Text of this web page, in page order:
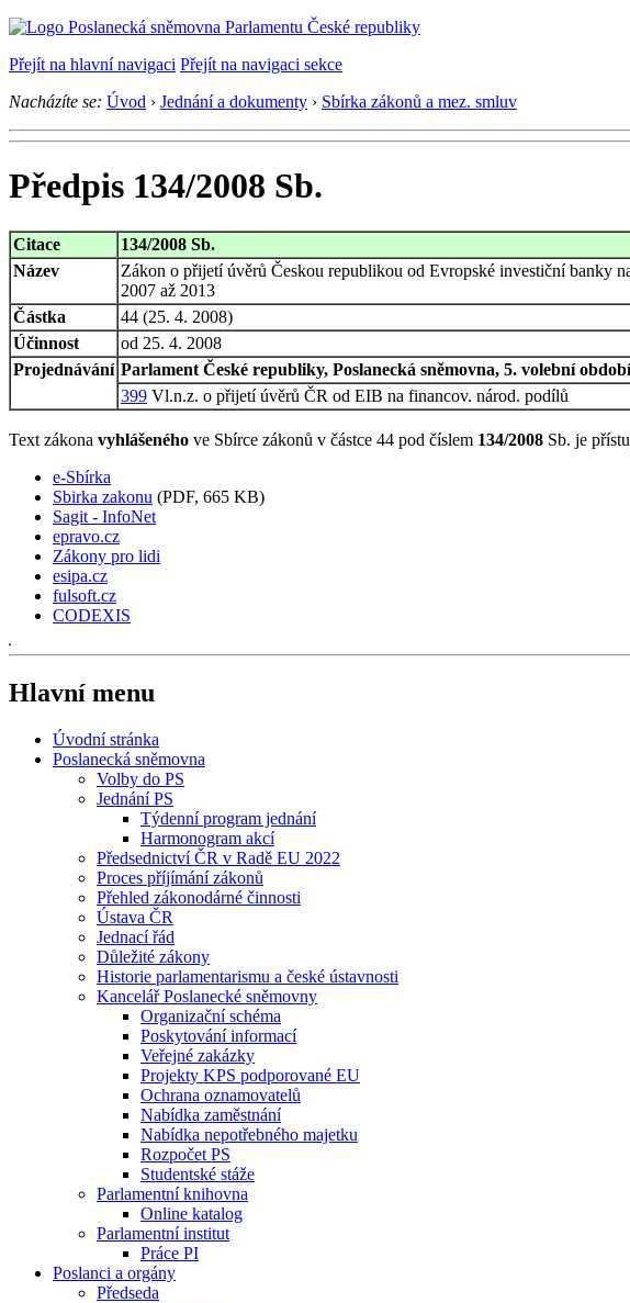
Přejít na hlavní navigaci Přejít na navigaci sekce
Nacházíte se: Úvod › Jednání a dokumenty › Sbírka zákonů a mez. smluv
Předpis 134/2008 Sb.
Citace
134/2008 Sb.
Název
Zákon o přijetí úvěrů Českou republikou od Evropské investiční banky
2007 až 2013
Částka
44 (25. 4. 2008)
Účinnost
od 25. 4. 2008
Projednávání Parlament České republiky, Poslanecká sněmovna, 5. volební
399 Vl.n.z. o přijetí úvěrů ČR od EIB na financov. národ. podílů
Text zákona vyhlášeného ve Sbírce zákonů v částce 44 pod číslem 134/2008 Sb. je
e-Sbírka
Sbirka zakonu (PDF, 665 KB)
Sagit - InfoNet
epravo.cz
Zákony pro lidi
esipa.cz
fulsoft.cz
CODEXIS
Hlavní menu
Úvodní stránka
Poslanecká sněmovna
Volby do PS
Jednání PS
Týdenní program jednání
Harmonogram akcí
Předsednictví ČR v Radě EU 2022
Proces příjímání zákonů
Přehled zákonodárné činnosti
Ústava ČR
Jednací řád
Důležité zákony
Historie parlamentarismu a české ústavnosti
Kancelář Poslanecké sněmovny
Organizační schéma
Poskytování informací
Veřejné zakázky
Projekty KPS podporované EU
Ochrana oznamovatelů
Nabídka zaměstnání
Nabídka nepotřebného majetku
Rozpočet PS
Studentské stáže
Parlamentní knihovna
Online katalog
Parlamentní institut
Práce PI
Poslanci a orgány
Předseda